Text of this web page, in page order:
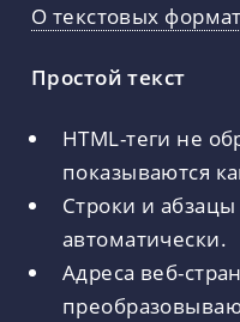
О текстовых
Простой текст
HTML-теги не
показываются
Строки и абзацы
автоматически.
Адреса веб-